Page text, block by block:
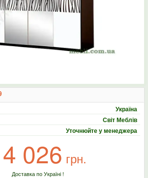
Україна
Світ Меблів
Уточнюйте у менеджера
026 грн.
Доставка по Україні !